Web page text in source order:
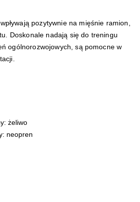
pozytywnie na mięśnie ramion,
Doskonale nadają się do treningu
ogólnorozwojowych, są pomocne w
żeliwo
neopren